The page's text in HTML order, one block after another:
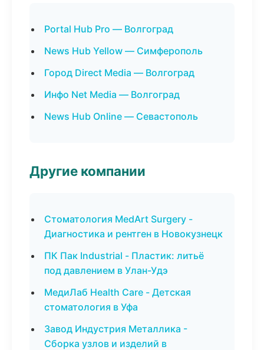
Portal Hub Pro — Волгоград
News Hub Yellow — Симферополь
Город Direct Media — Волгоград
Инфо Net Media — Волгоград
News Hub Online — Севастополь
Другие компании
Стоматология MedArt Surgery -
Диагностика и рентген в Новокузнецк
ПК Пак Industrial - Пластик: литьё
под давлением в Улан-Удэ
МедиЛаб Health Care - Детская
стоматология в Уфа
Завод Индустрия Металлика -
Сборка узлов и изделий в